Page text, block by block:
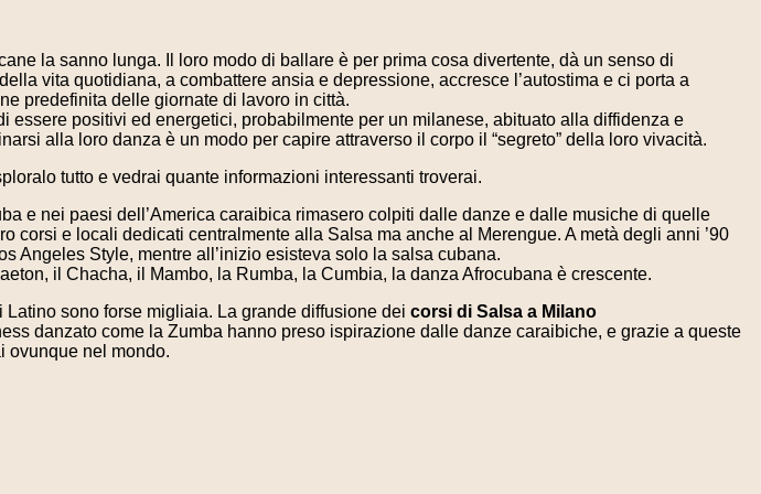
la sanno lunga. Il loro modo di ballare è per prima cosa divertente, dà un senso di
vita quotidiana, a combattere ansia e depressione, accresce l’autostima e ci porta a
predefinita delle giornate di lavoro in città.
positivi ed energetici, probabilmente per un milanese, abituato alla diffidenza e
alla loro danza è un modo per capire attraverso il corpo il “segreto” della loro vivacità.
tutto e vedrai quante informazioni interessanti troverai.
e nei paesi dell’America caraibica rimasero colpiti dalle danze e dalle musiche di quelle
corsi e locali dedicati centralmente alla Salsa ma anche al Merengue. A metà degli anni ’90
Angeles Style, mentre all’inizio esisteva solo la salsa cubana.
il Chacha, il Mambo, la Rumba, la Cumbia, la danza Afrocubana è crescente.
sono forse migliaia. La grande diffusione dei corsi di Salsa a Milano
danzato come la Zumba hanno preso ispirazione dalle danze caraibiche, e grazie a queste
ovunque nel mondo.